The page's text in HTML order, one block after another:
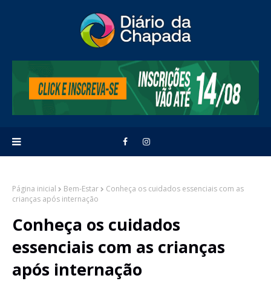
Página inicial Bem-Estar
Conheça os cuidados essenciais com as
crianças após internação
Conheça os cuidados
essenciais com as crianças
após internação